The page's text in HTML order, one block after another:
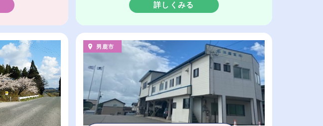
詳しくみる
男鹿市